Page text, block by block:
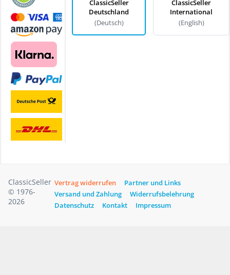
ClassicSeller
Deutschland
(Deutsch)
ClassicSeller
International
(English)
ClassicSeller
© 1976-
2026
Vertrag widerrufen
Partner und Links
Versand und Zahlung
Widerrufsbelehrung
Datenschutz
Kontakt Impressum